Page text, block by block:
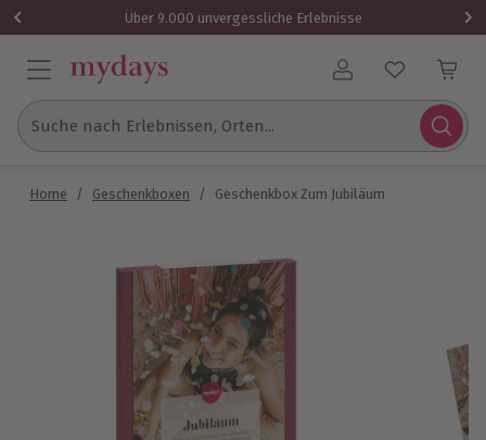
Über 9.000 unvergessliche Erlebnisse
Benutzerkonto
Suche nach Erlebnissen, Orten...
Home / Geschenkboxen / Geschenkbox Zum Jubiläum